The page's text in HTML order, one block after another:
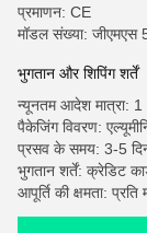
प्रमाणन: CE
मॉडल संख्या: जीएमएस
भुगतान और शिपिंग शर्तें
न्यूनतम आदेश मात्रा: 1
पैकेजिंग विवरण:
प्रसव के समय: 3-5
भुगतान शर्तें: क्रेडिट
आपूर्ति की क्षमता: प्रति